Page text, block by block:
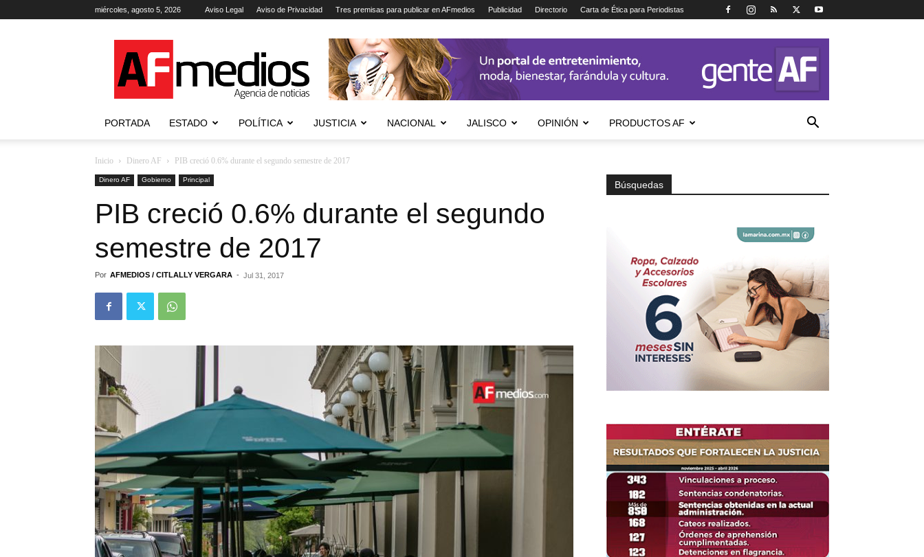
miércoles, agosto 5, 2026 Aviso Legal Aviso de Privacidad Tres premisas para publicar en AFmedios Publicidad Directorio Carta de Ética para Periodistas
Agencia
de
Noticias
PORTADA ESTADO POLÍTICA JUSTICIA NACIONAL JALISCO OPINIÓN PRODUCTOS AF
Inicio Dinero AF PIB creció 0.6% durante el segundo semestre de 2017
Dinero AF Gobierno Principal
PIB creció 0.6% durante el segundo
semestre de 2017
Por AFMEDIOS / CITLALLY VERGARA - Jul 31, 2017
Búsquedas